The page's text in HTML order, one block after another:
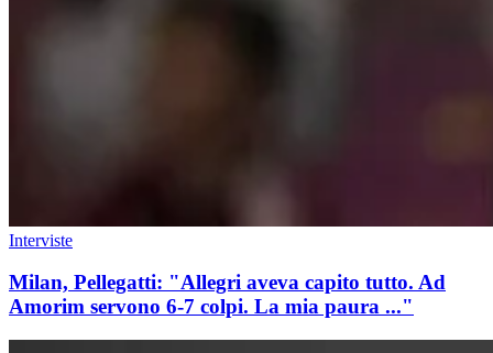
Interviste
Milan, Pellegatti: "Allegri aveva capito tutto. Ad
Amorim servono 6-7 colpi. La mia paura ..."